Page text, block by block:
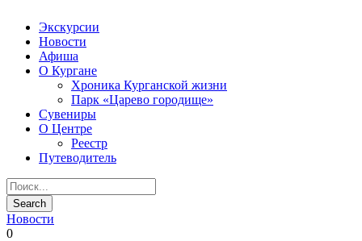
Экскурсии
Новости
Афиша
О Кургане
Хроника Курганской жизни
Парк «Царево городище»
Сувениры
О Центре
Реестр
Путеводитель
Новости
0